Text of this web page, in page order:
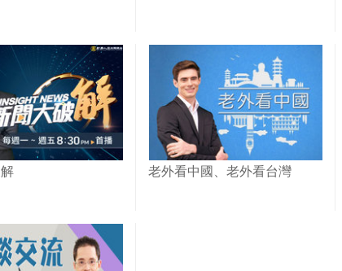
老外看中國、老外看台灣